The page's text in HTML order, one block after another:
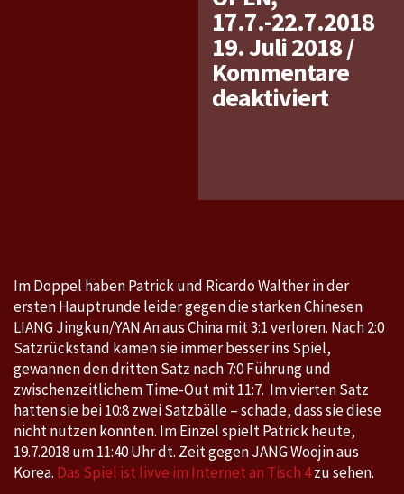
17.7.-22.7.2018
19. Juli 2018/
Kommentare
deaktiviertfür
World
Korea
Open,
17.7.-
Im Doppel haben Patrick und Ricardo Walther in der
ersten Hauptrunde leider gegen die starken Chinesen
LIANG Jingkun/YAN An aus China mit 3:1 verloren. Nach 2:0
Satzrückstand kamen sie immer besser ins Spiel,
gewannen den dritten Satz nach 7:0 Führung und
zwischenzeitlichem Time-Out mit 11:7. Im vierten Satz
hatten sie bei 10:8 zwei Satzbälle – schade, dass sie diese
nicht nutzen konnten. Im Einzel spielt Patrick heute,
19.7.2018 um 11:40 Uhr dt. Zeit gegen JANG Woojin aus
Korea. Das Spiel ist livve im Internet an Tisch 4zu sehen.